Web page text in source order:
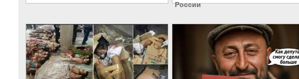
России